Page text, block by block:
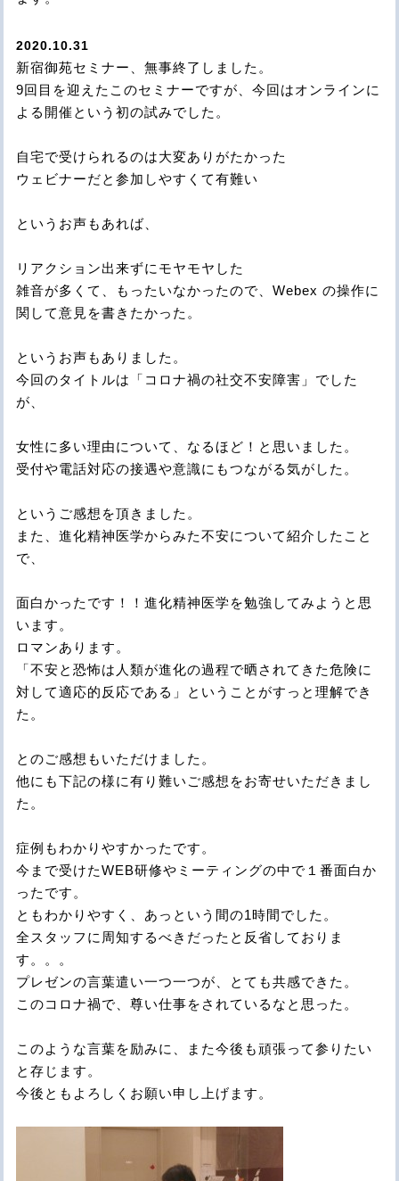
2020.10.31
新宿御苑セミナー、無事終了しました。
9回目を迎えたこのセミナーですが、今回はオンラインに
よる開催という初の試みでした。
自宅で受けられるのは大変ありがたかった
ウェビナーだと参加しやすくて有難い
というお声もあれば、
リアクション出来ずにモヤモヤした
雑音が多くて、もったいなかったので、Webex の操作に
関して意見を書きたかった。
というお声もありました。
今回のタイトルは「コロナ禍の社交不安障害」でした
が、
女性に多い理由について、なるほど！と思いました。
受付や電話対応の接遇や意識にもつながる気がした。
というご感想を頂きました。
また、進化精神医学からみた不安について紹介したこと
で、
面白かったです！！進化精神医学を勉強してみようと思
います。
ロマンあります。
「不安と恐怖は人類が進化の過程で晒されてきた危険に
対して適応的反応である」ということがすっと理解でき
た。
とのご感想もいただけました。
他にも下記の様に有り難いご感想をお寄せいただきまし
た。
症例もわかりやすかったです。
今まで受けたWEB研修やミーティングの中で１番面白か
ったです。
ともわかりやすく、あっという間の1時間でした。
全スタッフに周知するべきだったと反省しておりま
す。。。
プレゼンの言葉遣い一つ一つが、とても共感できた。
このコロナ禍で、尊い仕事をされているなと思った。
このような言葉を励みに、また今後も頑張って参りたい
と存じます。
今後ともよろしくお願い申し上げます。